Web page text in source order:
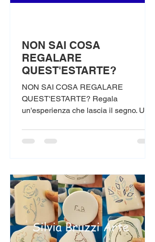
NON SAI COSA
REGALARE
QUEST'ESTARTE?
NON SAI COSA REGALARE
QUEST'ESTARTE? Regala
un'esperienza che lascia il segno. Un
Incisione Calcografica Un dono
passione artistica. Perfetto per
compleanni, anniversari lauree o
semplicemente per sorprendere
qualcuno con un regalo speciale.